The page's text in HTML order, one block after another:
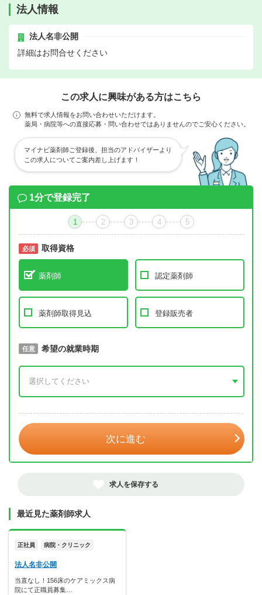
法人情報
法人名非公開
詳細はお問合せください
この求人に興味がある方はこちら
無料で求人情報をお問い合わせいただけます。
薬局・病院等への直接応募・問い合わせではありませんのでご安心ください。
マイナビ薬剤師ご登録後、担当のアドバイザーより
この求人についてご案内差し上げます！
1分で登録完了
1 2 3 4 5
必須 取得資格
薬剤師 認定薬剤師
薬剤師取得見込 登録販売者
必須 取得予定年
任意 希望の就業時期
次に進む
求人を保存する
最近見た薬剤師求人
正社員 病院・クリニック
法人名非公開
当直なし！156床のケアミックス病
院にて正職員募集…